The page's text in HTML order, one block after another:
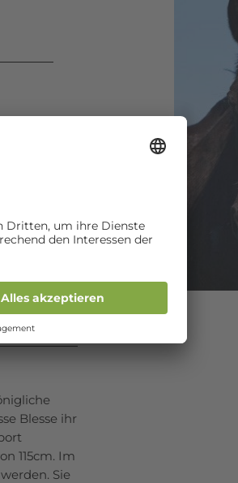
Blesse ihr
115cm. Im
Sie